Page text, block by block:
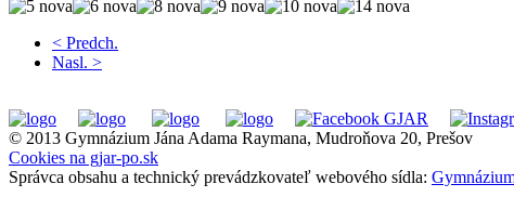
< Predch.
Nasl. >
© 2013 Gymnázium Jána Adama Raymana, Mudroňova 20, Prešov
Cookies na gjar-po.sk
Správca obsahu a technický prevádzkovateľ webového sídla: